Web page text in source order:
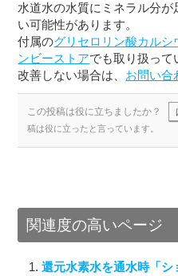
水道水の水質にミネラル分
い可能性があります。
付属のグリセロリン酸カルシ
ンビーストアでも取り扱って
改善しない場合は、 お問い合
この投稿は役に立ちましたか？
稿は役に立ったと言っています。
関連度の高いページ
還元水素水を通水時「シ